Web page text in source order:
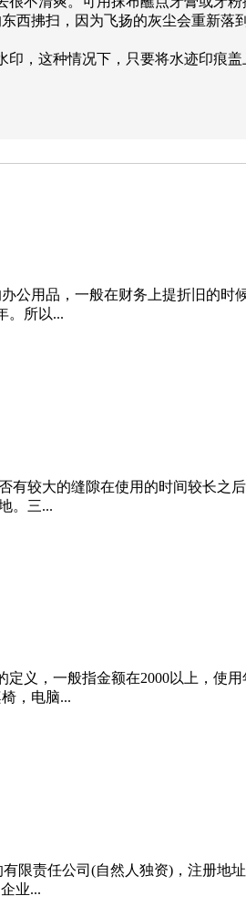
拂扫，因为飞扬的灰尘会重新落
，这种情况下，只要将水迹印痕
用品，一般在财务上提折旧的时
。所以...
较大的缝隙在使用的时间较长之
。三...
义，一般指金额在2000以上，使
，电脑...
限责任公司(自然人独资)，注册地
业...